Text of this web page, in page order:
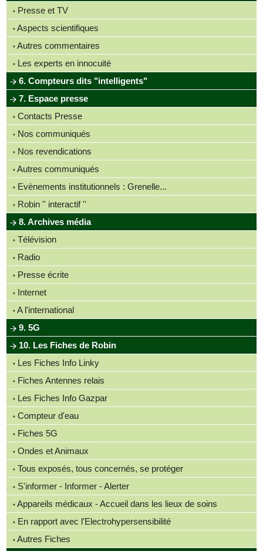
Presse et TV
Aspects scientifiques
Autres commentaires
Les experts en innocuité
6. Compteurs dits "intelligents"
7. Espace presse
Contacts Presse
Nos communiqués
Nos revendications
Autres communiqués
Evènements institutionnels : Grenelle...
Robin '' interactif ''
8. Archives média
Télévision
Radio
Presse écrite
Internet
A l'international
9. 5G
10. Les Fiches de Robin
Les Fiches Info Linky
Fiches Antennes relais
Les Fiches Info Gazpar
Compteur d'eau
Fiches 5G
Ondes et Animaux
Tous exposés, tous concernés, se protéger
S'informer - Informer - Alerter
Appareils médicaux - Accueil dans les lieux de soins
En rapport avec l'Electrohypersensibilité
Autres Fiches